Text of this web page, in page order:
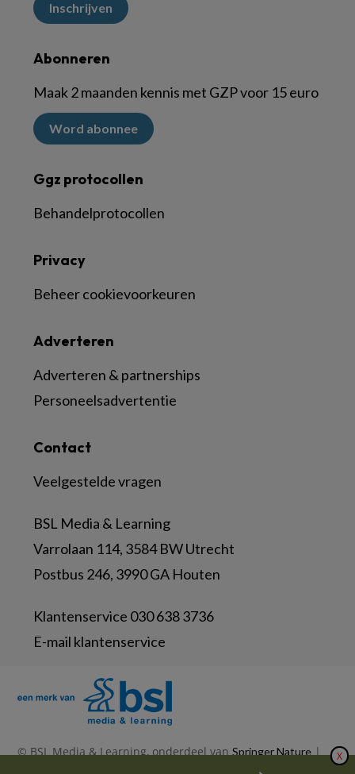
Inschrijven
Abonneren
Maak 2 maanden kennis met GZP voor 15 euro
Word abonnee
Ggz protocollen
Behandelprotocollen
Contact
Veelgestelde vragen
BSL Media & Learning
Varrolaan 114, 3584 BW Utrecht
Postbus 246, 3990 GA Houten
Klantenservice 030 638 3736
E-mail klantenservice
Adverteren
Adverteren & partnerships
Personeelsadvertentie
Privacy
Beheer cookievoorkeuren
© BSL Media & Learning, onderdeel vanSpringer Nature| X